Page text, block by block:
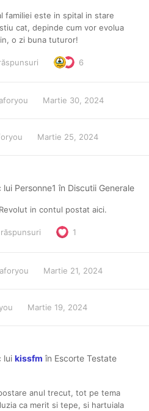
familiei este in spital in stare
cat, depinde cum vor evolua
o zi buna tuturor!
6
Martie 30, 2024
Martie 25, 2024
lui Personne1 în Discutii Generale
in contul postat aici.
1
Martie 21, 2024
Martie 19, 2024
lui kissfm în Escorte Testate
anul trecut, tot pe tema
ca merit si tepe, si hartuiala